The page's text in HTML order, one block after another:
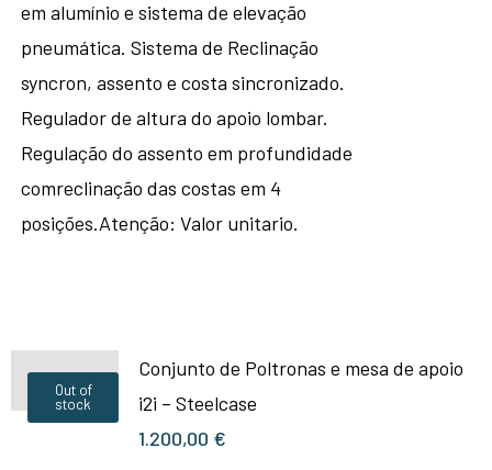
em alumínio e sistema de elevação
pneumática. Sistema de Reclinação
syncron, assento e costa sincronizado.
Regulador de altura do apoio lombar.
Regulação do assento em profundidade
comreclinação das costas em 4
posições.Atenção: Valor unitario.
Out of
stock
Conjunto de Poltronas e mesa de apoio
i2i – Steelcase
1.200,00 €